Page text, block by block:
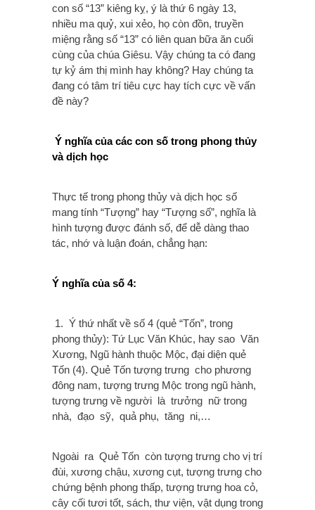
con số “13” kiêng kỵ, ý là thứ 6 ngày 13,
nhiều ma quỷ, xui xẻo, họ còn đồn, truyền
miệng rằng số “13” có liên quan bữa ăn cuối
cùng của chúa Giêsu. Vậy chúng ta có đang
tự kỷ ám thị mình hay không? Hay chúng ta
đang có tâm trí tiêu cực hay tích cực về vấn
đề này?
Ý nghĩa của các con số trong phong thủy
và dịch học
Thực tế trong phong thủy và dịch học số
mang tính “Tượng” hay “Tượng số”, nghĩa là
hình tượng được đánh số, để dễ dàng thao
tác, nhớ và luận đoán, chẳng hạn:
Ý nghĩa của số 4:
1. Ý thứ nhất về số 4 (quẻ “Tốn”, trong
phong thủy): Tứ Lục Văn Khúc, hay sao Văn
Xương, Ngũ hành thuộc Mộc, đại diện quẻ
Tốn (4). Quẻ Tốn tượng trưng cho phương
đông nam, tượng trưng Mộc trong ngũ hành,
tượng trưng về người là trưởng nữ trong
nhà, đạo sỹ, quả phụ, tăng ni,…
Ngoài ra Quẻ Tốn còn tượng trưng cho vị trí
đùi, xương chậu, xương cụt, tượng trưng cho
chứng bệnh phong thấp, tượng trưng hoa cỏ,
cây cối tươi tốt, sách, thư viện, vật dụng trong